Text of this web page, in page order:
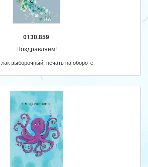
0130.859
Поздравляем!
лак выборочный, печать на обороте.